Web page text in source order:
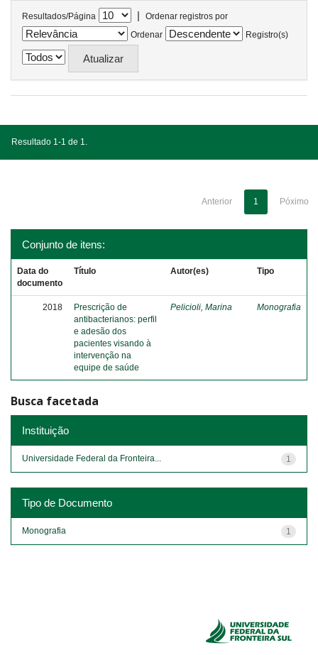
Resultados/Página |
Ordenar registros por
Ordenar
Registro(s)
Resultado 1-1 de 1.
Anterior 1 Póximo
Conjunto de itens:
Data do
documento
Título Autor(es) Tipo
2018
Prescrição de
antibacterianos: perfil
e adesão dos
pacientes visando à
intervenção na
equipe de saúde
Pelicioli, Marina Monografia
Busca facetada
Instituição
1
Universidade Federal da Fronteira...
Tipo de Documento
1
Monografia